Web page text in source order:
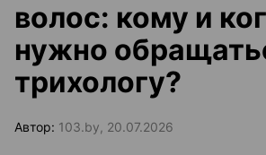
волос: кому и
нужно
трихологу?
Автор: 103.by, 20.07.2026